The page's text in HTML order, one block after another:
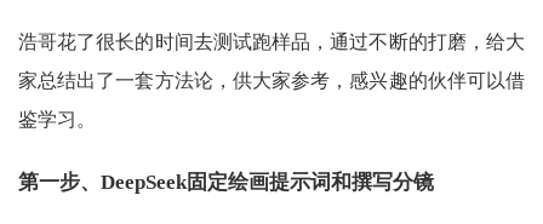
浩哥花了很长的时间去测试跑样品，通过不断的打磨，给大
家总结出了一套方法论，供大家参考，感兴趣的伙伴可以借
鉴学习。
第一步、 DeepSeek固定绘画提示词和撰写分镜